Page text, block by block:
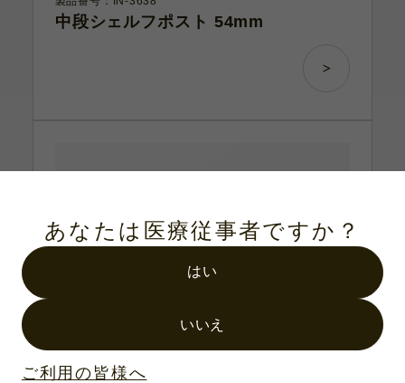
あなたは医療従事者ですか？
はい
いいえ
ご利用の皆様へ
中段シェルフポスト 54mm